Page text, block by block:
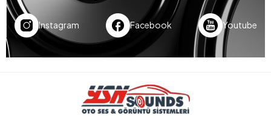
Instagram Facebook Youtube